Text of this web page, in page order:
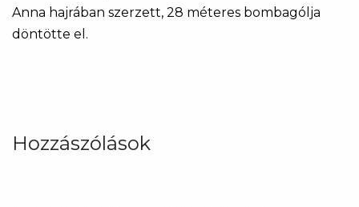
Anna hajrában szerzett, 28 méteres bombagólja
döntötte el.
Hozzászólások